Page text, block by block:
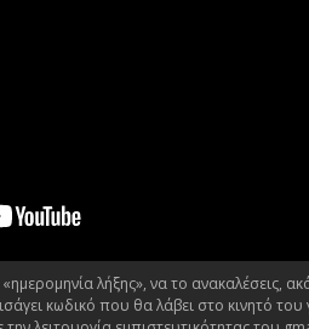
λήξης», να το ανακαλέσεις,
κωδικό που θα λάβει στο κινητό του